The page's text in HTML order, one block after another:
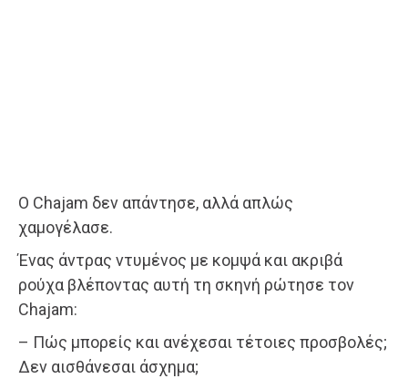
Ο Chajam δεν απάντησε, αλλά απλώς
χαμογέλασε.
Ένας άντρας ντυμένος με κομψά και ακριβά
ρούχα βλέποντας αυτή τη σκηνή ρώτησε τον
Chajam:
– Πώς μπορείς και ανέχεσαι τέτοιες προσβολές;
Δεν αισθάνεσαι άσχημα;